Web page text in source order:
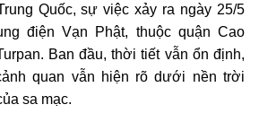
Quốc, sự việc xảy ra ngày 25/5
điện Vạn Phật, thuộc quận Cao
Ban đầu, thời tiết vẫn ổn định,
quan vẫn hiện rõ dưới nền trời
sa mạc.